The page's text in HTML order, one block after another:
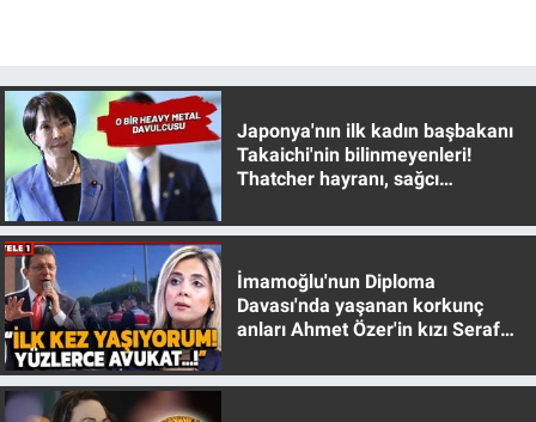
Japonya'nın ilk kadın başbakanı
Takaichi'nin bilinmeyenleri!
Thatcher hayranı, sağcı
İmamoğlu'nun Diploma
Davası'nda yaşanan korkunç
anları Ahmet Özer'in kızı Seraf
Spor
Teknoloji
Türkiye'nin Geleceği
Türkiye'nin Gündemi
Yerel Gündem
Yerel Yaşam